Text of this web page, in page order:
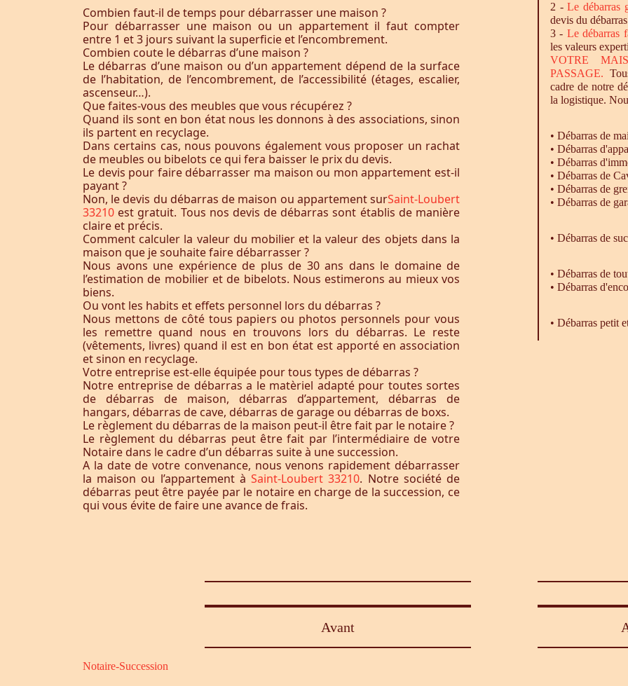
Combien faut-il de temps pour débarrasser une maison ?
Pour débarrasser une maison ou un appartement il faut compter
entre 1 et 3 jours suivant la superficie et l’encombrement.
Combien coute le débarras d’une maison ?
Le débarras d’une maison ou d’un appartement dépend de la surface
de l’habitation, de l’encombrement, de l’accessibilité (étages, escalier,
ascenseur…).
Que faites-vous des meubles que vous récupérez ?
Quand ils sont en bon état nous les donnons à des associations, sinon
ils partent en recyclage.
Dans certains cas, nous pouvons également vous proposer un rachat
de meubles ou bibelots ce qui fera baisser le prix du devis.
Le devis pour faire débarrasser ma maison ou mon appartement est-il
payant ?
Non, le devis du débarras de maison ou appartement surSaint-Loubert
33210 est gratuit. Tous nos devis de débarras sont établis de manière
claire et précis.
Comment calculer la valeur du mobilier et la valeur des objets dans la
maison que je souhaite faire débarrasser ?
Nous avons une expérience de plus de 30 ans dans le domaine de
l’estimation de mobilier et de bibelots. Nous estimerons au mieux vos
biens.
Ou vont les habits et effets personnel lors du débarras ?
Nous mettons de côté tous papiers ou photos personnels pour vous
les remettre quand nous en trouvons lors du débarras. Le reste
(vêtements, livres) quand il est en bon état est apporté en association
et sinon en recyclage.
Votre entreprise est-elle équipée pour tous types de débarras ?
Notre entreprise de débarras a le matèriel adapté pour toutes sortes
de débarras de maison, débarras d’appartement, débarras de
hangars, débarras de cave, débarras de garage ou débarras de boxs.
Le règlement du débarras de la maison peut-il être fait par le notaire ?
Le règlement du débarras peut être fait par l’intermédiaire de votre
Notaire dans le cadre d’un débarras suite à une succession.
A la date de votre convenance, nous venons rapidement débarrasser
la maison ou l’appartement àSaint-Loubert 33210. Notre société de
débarras peut être payée par le notaire en charge de la succession, ce
qui vous évite de faire une avance de frais.
2 -Ledébarras
devis du
3 - Ledébarras
les valeurs
VOTRE
PASSAGE.
cadre de notre
la logistique.
• Débarras de
• Débarras
• Débarras
• Débarras de
• Débarras de
• Débarras de
• Débarras de
• Débarras de
• Débarras
• Débarras petit
Avant
Notaire-Succession